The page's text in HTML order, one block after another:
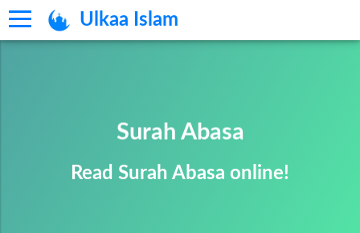
Ulkaa Islam
Surah Abasa
Read Surah Abasa online!